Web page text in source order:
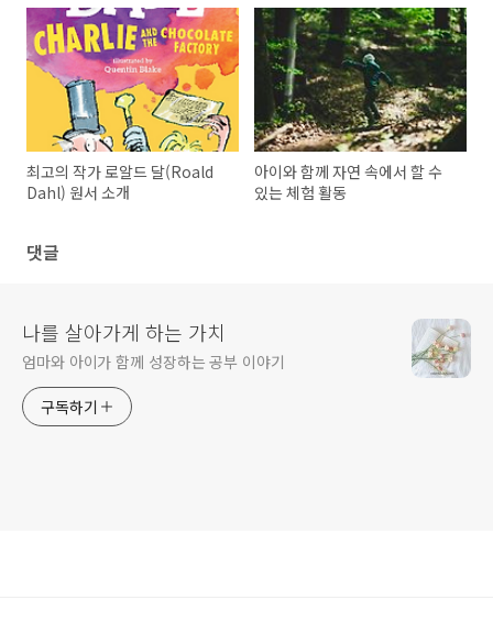
최고의 작가 로알드 달(Roald
Dahl) 원서 소개
아이와 함께 자연 속에서 할 수
있는 체험 활동
댓글
나를 살아가게 하는 가치
엄마와 아이가 함께 성장하는 공부 이야기
구독하기